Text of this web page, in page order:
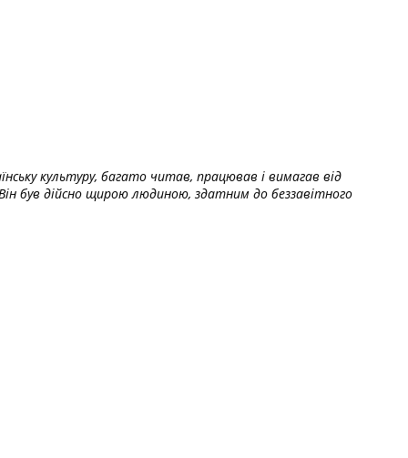
культуру, багато читав, працював і вимагав від
був дійсно щирою людиною, здатним до беззавітного